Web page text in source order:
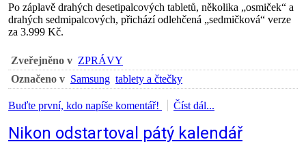
Po záplavě drahých desetipalcových tabletů, několika „osmiček“ a
drahých sedmipalcových, přichází odlehčená „sedmičková“ verze
za 3.999 Kč.
Zveřejněno v ZPRÁVY
Označeno v Samsung tablety a čtečky
Buďte první, kdo napíše komentář! Číst dál...
Nikon odstartoval pátý kalendář